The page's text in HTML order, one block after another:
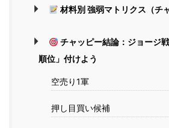
材料別 強弱マトリクス（チ
チャッピー結論：ジョージ
順位」付けよう
空売り1軍
押し目買い候補